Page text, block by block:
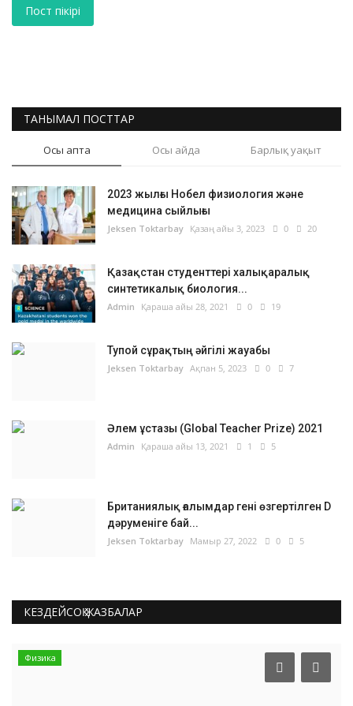
Пост пікірі
ТАНЫМАЛ ПОСТТАР
Осы апта Осы айда Барлық уақыт
2023 жылғы Нобел физиология және
медицина сыйлығы
Jeksen Toktarbay Қазаң айы 3, 2023 0 20
Қазақстан студенттері халықаралық
синтетикалық биология...
Admin Қараша айы 28, 2021 0 19
Тупой сұрақтың әйгілі жауабы
Jeksen Toktarbay Ақпан 5, 2023 0 7
Әлем ұстазы (Global Teacher Prize) 2021
Admin Қараша айы 13, 2021 1 5
Британиялық ғалымдар гені өзгертілген D
дәруменіге бай...
Jeksen Toktarbay Мамыр 27, 2022 0 5
КЕЗДЕЙСОҚ ЖАЗБАЛАР
Физика